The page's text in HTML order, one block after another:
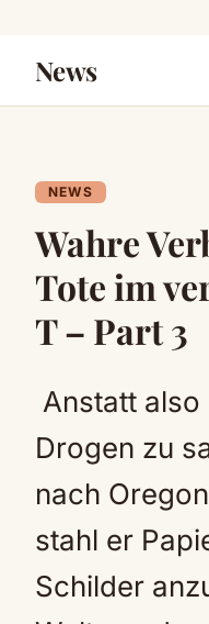
News
NEWS
Wahre
Tote im
T – Part 3
Anstatt also
Drogen zu
nach
stahl er
Schilder